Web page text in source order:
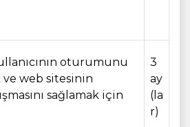
oturumunu
ve web sitesinin
sağlamak için
3
ay
(la
r)